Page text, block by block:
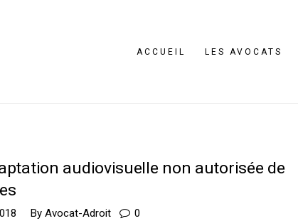
ACCUEIL LES AVOCATS
LES AVOCATS
CONTACTS
audiovisuelle non autorisée de
ByAvocat-Adroit 0